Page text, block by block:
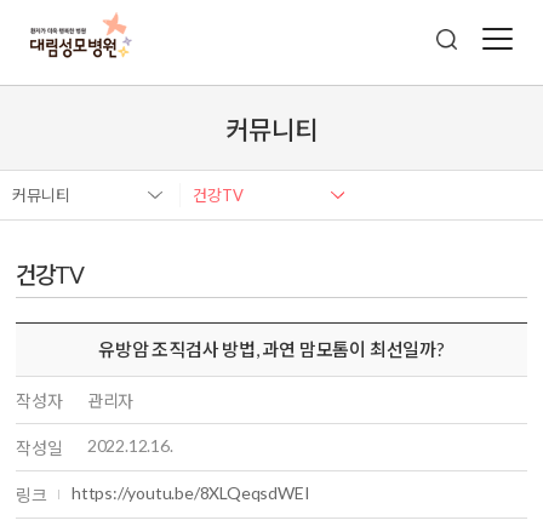
커뮤니티
커뮤니티 건강TV
건강TV
유방암 조직검사 방법, 과연 맘모톰이 최선일까?
작성자 관리자
작성일 2022.12.16.
링크 https://youtu.be/8XLQeqsdWEI